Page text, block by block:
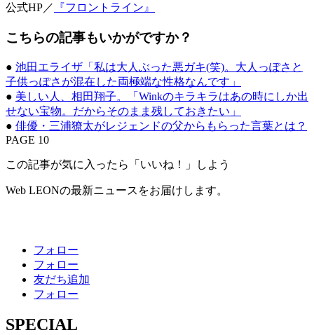
公式HP／
『フロントライン』
こちらの記事もいかがですか？
● 池田エライザ「私は大人ぶった悪ガキ(笑)。大人っぽさと
子供っぽさが混在した両極端な性格なんです」
● 美しい人、相田翔子。「Winkのキラキラはあの時にしか出
せない宝物。だからそのまま残しておきたい」
● 俳優・三浦獠太がレジェンドの父からもらった言葉とは？
PAGE 10
この記事が気に入ったら「いいね！」しよう
Web LEONの最新ニュースをお届けします。
フォロー
フォロー
友だち追加
フォロー
SPECIAL